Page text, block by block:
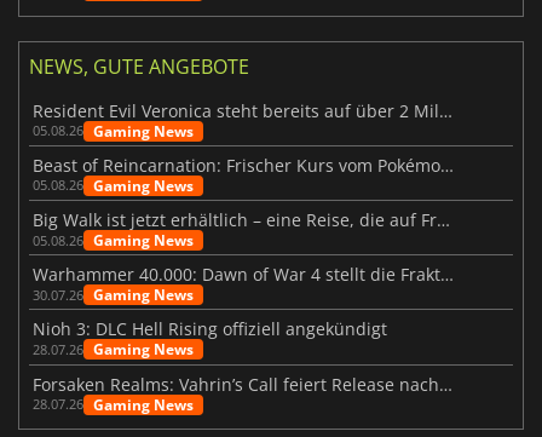
NEWS, GUTE ANGEBOTE
Resident Evil Veronica steht bereits auf über 2 Millionen Wunschlisten
05.08.26 Gaming News
Beast of Reincarnation: Frischer Kurs vom Pokémon-Studio
05.08.26 Gaming News
Big Walk ist jetzt erhältlich – eine Reise, die auf Freundschaft basiert
05.08.26 Gaming News
Warhammer 40.000: Dawn of War 4 stellt die Fraktion der Necrons vor
30.07.26 Gaming News
Nioh 3: DLC Hell Rising offiziell angekündigt
28.07.26 Gaming News
Forsaken Realms: Vahrin’s Call feiert Release nach 10 Jahren
28.07.26 Gaming News